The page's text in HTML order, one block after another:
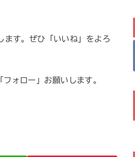
す。ぜひ「いいね」をよろ
ォロー」お願いします。